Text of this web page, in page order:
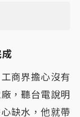
商界擔心沒有
，聽台電說明
缺水，他就帶